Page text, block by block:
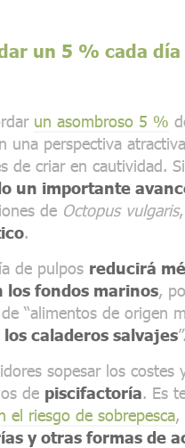
un 5 % cada día
un asombroso 5 %
perspectiva
de criar en cautividad.
un importante
de Octopus vulgaris
.
de pulpos reducirá
los fondos marinos,
“alimentos de origen
caladeros salvajes”.
sopesar los costes
de piscifactoría. Es
el riesgo de sobrepesca,
y otras formas de